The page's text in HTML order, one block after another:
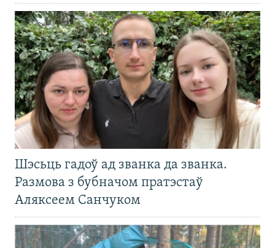
Шэсьць гадоў ад званка да званка.
Размова з бубначом пратэстаў
Аляксеем Санчуком